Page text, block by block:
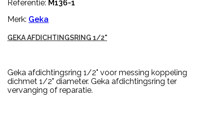
Referentie: M136-1
Merk: Geka
GEKA AFDICHTINGSRING 1/2"
Geka afdichtingsring 1/2" voor messing koppeling
dichmet 1/2" diameter. Geka afdichtingsring ter
vervanging of reparatie.